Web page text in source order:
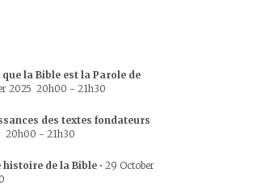
que la Bible est la Parole de
2025 20h00 - 21h30
des textes fondateurs
20h00 - 21h30
histoire de la Bible • 29 October